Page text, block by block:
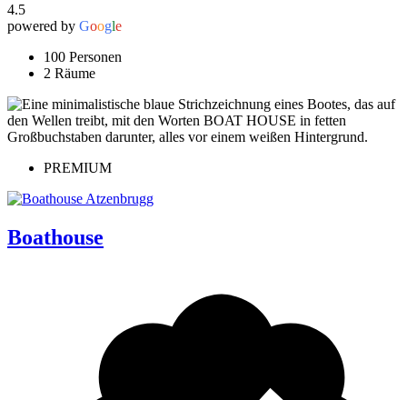
4.5
powered by Google
100 Personen
2 Räume
PREMIUM
Boathouse